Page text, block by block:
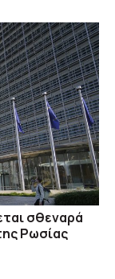
σθεναρά
Ρωσίας